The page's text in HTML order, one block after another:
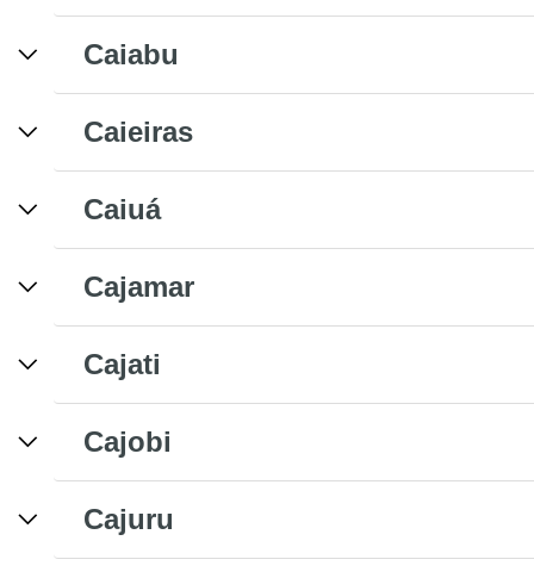
Caiabu
Caieiras
Caiuá
Cajamar
Cajati
Cajobi
Cajuru